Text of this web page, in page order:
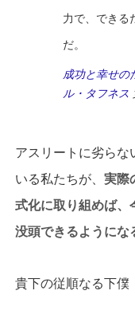
力で、できる
だ。
成功と幸せの
ル・タフネス
アスリートに劣らな
いる私たちが、 実際
式化に取り組めば、
没頭できるようにな
貴下の従順なる下